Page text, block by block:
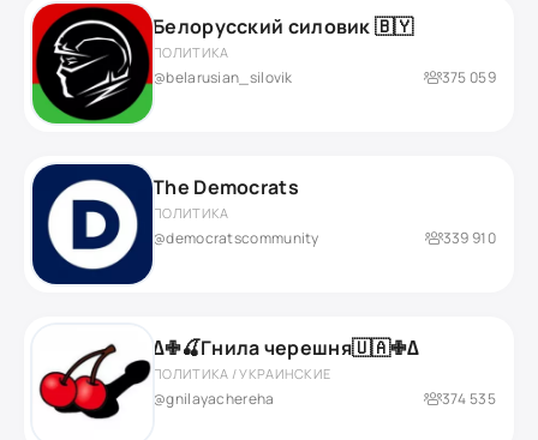
Белорусский силовик 🇧🇾
ПОЛИТИКА
@belarusian_silovik 375 059
The Democrats
ПОЛИТИКА
@democratscommunity 339 910
∆✙🍒Гнила черешня🇺🇦✙∆
ПОЛИТИКА / УКРАИНСКИЕ
@gnilayachereha 374 535